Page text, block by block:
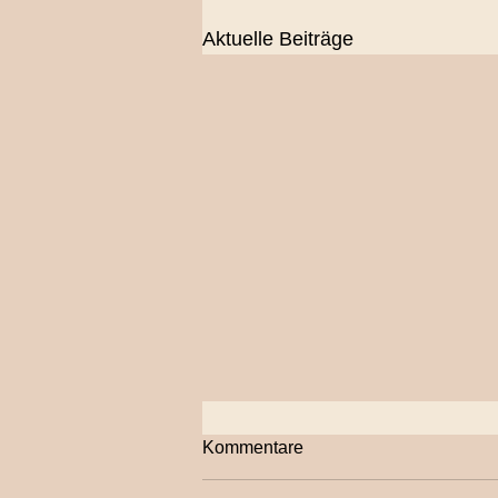
Aktuelle Beiträge
Kommentare